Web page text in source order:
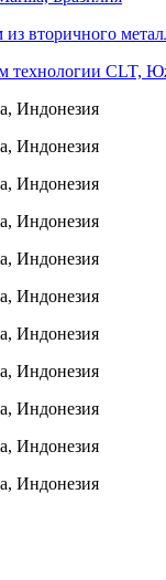
вторичного
технологии CLT,